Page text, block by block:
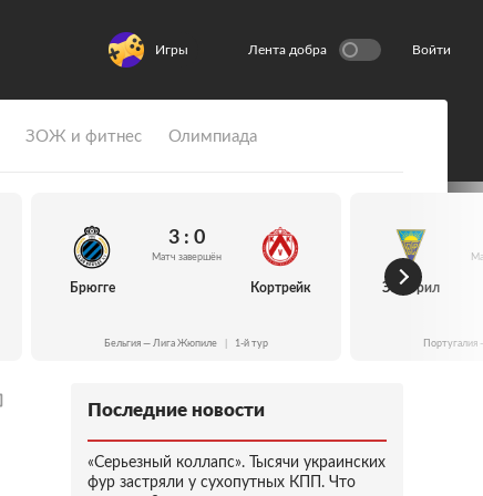
Игры Лента добра Войти
ЗОЖ и фитнес Олимпиада
Брюгге
3 : 0
Матч завершён
Кортрейк
Бельгия — Лига Жюпиле 1-й тур
Эшторил
Последние новости
«Серьезный коллапс». Тысячи украинских
фур застряли у сухопутных КПП. Что